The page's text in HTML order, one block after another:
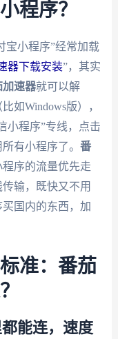
程序？
宝小程序”经常加载
器下载安装”，其实
加速器就可以解
如Windows版），
小程序”专线，点击
有小程序了。 番
序的流量优先走
输，既快又不用
国内的东西，加
准：番茄
能连，速度